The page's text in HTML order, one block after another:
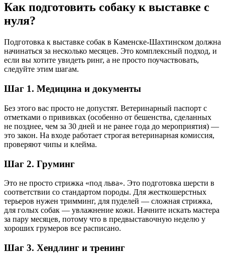
Как подготовить собаку к выставке с
нуля?
Подготовка к выставке собак в Каменске-Шахтинском должна
начинаться за несколько месяцев. Это комплексный подход, и
если вы хотите увидеть ринг, а не просто поучаствовать,
следуйте этим шагам.
Шаг 1. Медицина и документы
Без этого вас просто не допустят. Ветеринарный паспорт с
отметками о прививках (особенно от бешенства, сделанных
не позднее, чем за 30 дней и не ранее года до мероприятия) —
это закон. На входе работает строгая ветеринарная комиссия,
проверяют чипы и клейма.
Шаг 2. Груминг
Это не просто стрижка «под льва». Это подготовка шерсти в
соответствии со стандартом породы. Для жесткошерстных
терьеров нужен тримминг, для пуделей — сложная стрижка,
для голых собак — увлажнение кожи. Начните искать мастера
за пару месяцев, потому что в предвыставочную неделю у
хороших грумеров все расписано.
Шаг 3. Хендлинг и тренинг